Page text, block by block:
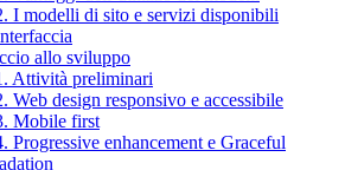
I modelli di sito e servizi disponibili
allo sviluppo
Attività preliminari
Web design responsivo e accessibile
Mobile first
Progressive enhancement e Graceful